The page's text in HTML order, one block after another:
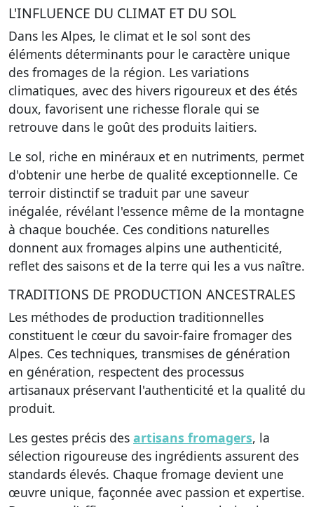
L'INFLUENCE DU CLIMAT ET DU SOL
Dans les Alpes, le climat et le sol sont des
éléments déterminants pour le caractère unique
des fromages de la région. Les variations
climatiques, avec des hivers rigoureux et des étés
doux, favorisent une richesse florale qui se
retrouve dans le goût des produits laitiers.
Le sol, riche en minéraux et en nutriments, permet
d'obtenir une herbe de qualité exceptionnelle. Ce
terroir distinctif se traduit par une saveur
inégalée, révélant l'essence même de la montagne
à chaque bouchée. Ces conditions naturelles
donnent aux fromages alpins une authenticité,
reflet des saisons et de la terre qui les a vus naître.
TRADITIONS DE PRODUCTION ANCESTRALES
Les méthodes de production traditionnelles
constituent le cœur du savoir-faire fromager des
Alpes. Ces techniques, transmises de génération
en génération, respectent des processus
artisanaux préservant l'authenticité et la qualité du
produit.
Les gestes précis des artisans fromagers, la
sélection rigoureuse des ingrédients assurent des
standards élevés. Chaque fromage devient une
œuvre unique, façonnée avec passion et expertise.